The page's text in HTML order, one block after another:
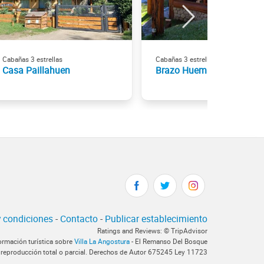
Cabañas 3 estrellas
Casa Paillahuen
Cabañas 3 estrellas
Brazo Huemul
condiciones- Contacto- Publicar establecimiento
Ratings and Reviews: © TripAdvisor
turística sobre Villa La Angostura - El Remanso Del Bosque
total o parcial. Derechos de Autor 675245 Ley 11723